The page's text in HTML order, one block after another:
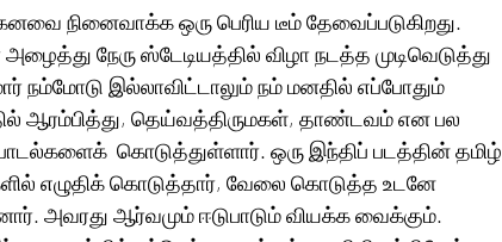
நினைவாக்க ஒரு பெரிய டீம் தேவைப்படுகிறது.
நேரு ஸ்டேடியத்தில் விழா நடத்த முடிவெடுத்து
நம்மோடு இல்லாவிட்டாலும் நம் மனதில் எப்போதும்
ஆரம்பித்து, தெய்வத்திருமகள், தாண்டவம் என பல
கொடுத்துள்ளார். ஒரு இந்திப் படத்தின் தமிழ்
எழுதிக் கொடுத்தார், வேலை கொடுத்த உடனே
அவரது ஆர்வமும் ஈடுபாடும் வியக்க வைக்கும்.